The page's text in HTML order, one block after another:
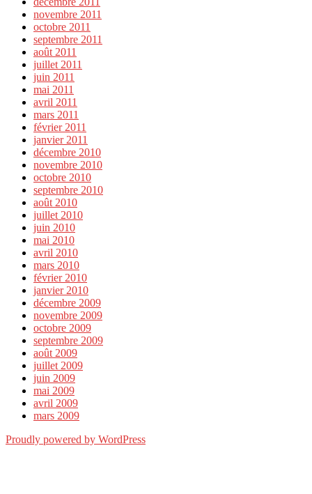
novembre 2011
octobre 2011
septembre 2011
août 2011
juillet 2011
juin 2011
mai 2011
avril 2011
mars 2011
février 2011
janvier 2011
décembre 2010
novembre 2010
octobre 2010
septembre 2010
août 2010
juillet 2010
juin 2010
mai 2010
avril 2010
mars 2010
février 2010
janvier 2010
décembre 2009
novembre 2009
octobre 2009
septembre 2009
août 2009
juillet 2009
juin 2009
mai 2009
avril 2009
mars 2009
Proudly powered by WordPress